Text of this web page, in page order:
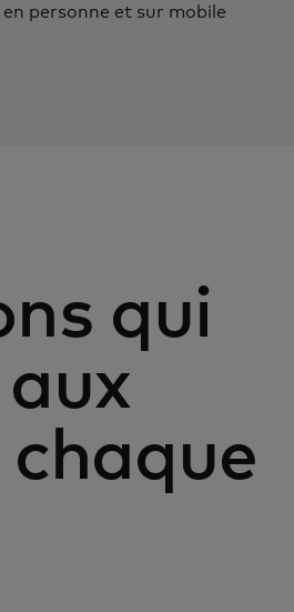
personne et sur mobile
qui
chaque